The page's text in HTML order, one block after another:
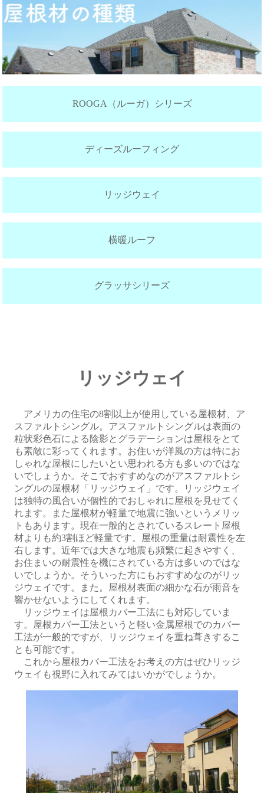
ROOGA（ルーガ）シリーズ
ディーズルーフィング
リッジウェイ
横暖ルーフ
グラッサシリーズ
リッジウェイ
アメリカの住宅の8割以上が使用している屋根材、ア
スファルトシングル。アスファルトシングルは表面の
粒状彩色石による陰影とグラデーションは屋根をとて
も素敵に彩ってくれます。お住いが洋風の方は特にお
しゃれな屋根にしたいとい思われる方も多いのではな
いでしょうか。そこでおすすめなのがアスファルトシ
ングルの屋根材「リッジウェイ」です。リッジウェイ
は独特の風合いが個性的でおしゃれに屋根を見せてく
れます。また屋根材が軽量で地震に強いというメリッ
トもあります。現在一般的とされているスレート屋根
材よりも約3割ほど軽量です。屋根の重量は耐震性を左
右します。近年では大きな地震も頻繁に起きやすく、
お住まいの耐震性を機にされている方は多いのではな
いでしょうか。そういった方にもおすすめなのがリッ
ジウェイです。また。屋根材表面の細かな石が雨音を
響かせないようにしてくれます。
リッジウェイは屋根カバー工法にも対応していま
す。屋根カバー工法というと軽い金属屋根でのカバー
工法が一般的ですが、リッジウェイを重ね葺きするこ
とも可能です。
これから屋根カバー工法をお考えの方はぜひリッジ
ウェイも視野に入れてみてはいかがでしょうか。